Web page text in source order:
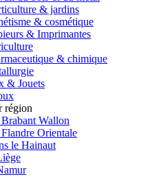
& jardins
& cosmétique
& Imprimantes
& chimique
& Jouets
région
Brabant Wallon
Orientale
le Hainaut